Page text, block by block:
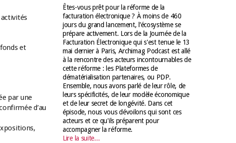
et
par une
d’au
Êtes-vous prêt pour la réforme de la
facturation électronique ? À moins de 460
jours du grand lancement, l’écosystème se
prépare activement. Lors de la Journée de la
Facturation Électronique qui s'est tenue le 13
mai dernier à Paris, Archimag Podcast est allé
à la rencontre des acteurs incontournables de
cette réforme : les Plateformes de
dématérialisation partenaires, ou PDP.
Ensemble, nous avons parlé de leur rôle, de
leurs spécificités, de leur modèle économique
et de leur secret de longévité. Dans cet
épisode, nous vous dévoilons qui sont ces
acteurs et ce qu'ils préparent pour
accompagner la réforme.
Lire la suite...